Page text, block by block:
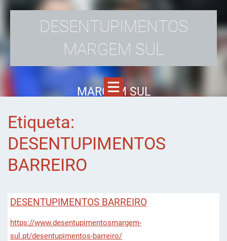
DESENTUPIMENTOS
MARGEM SUL
MARGEM SUL
Etiqueta:
DESENTUPIMENTOS
BARREIRO
DESENTUPIMENTOS BARREIRO
https://www.desentupimentosmargem-
sul.pt/desentupimentos-barreiro/